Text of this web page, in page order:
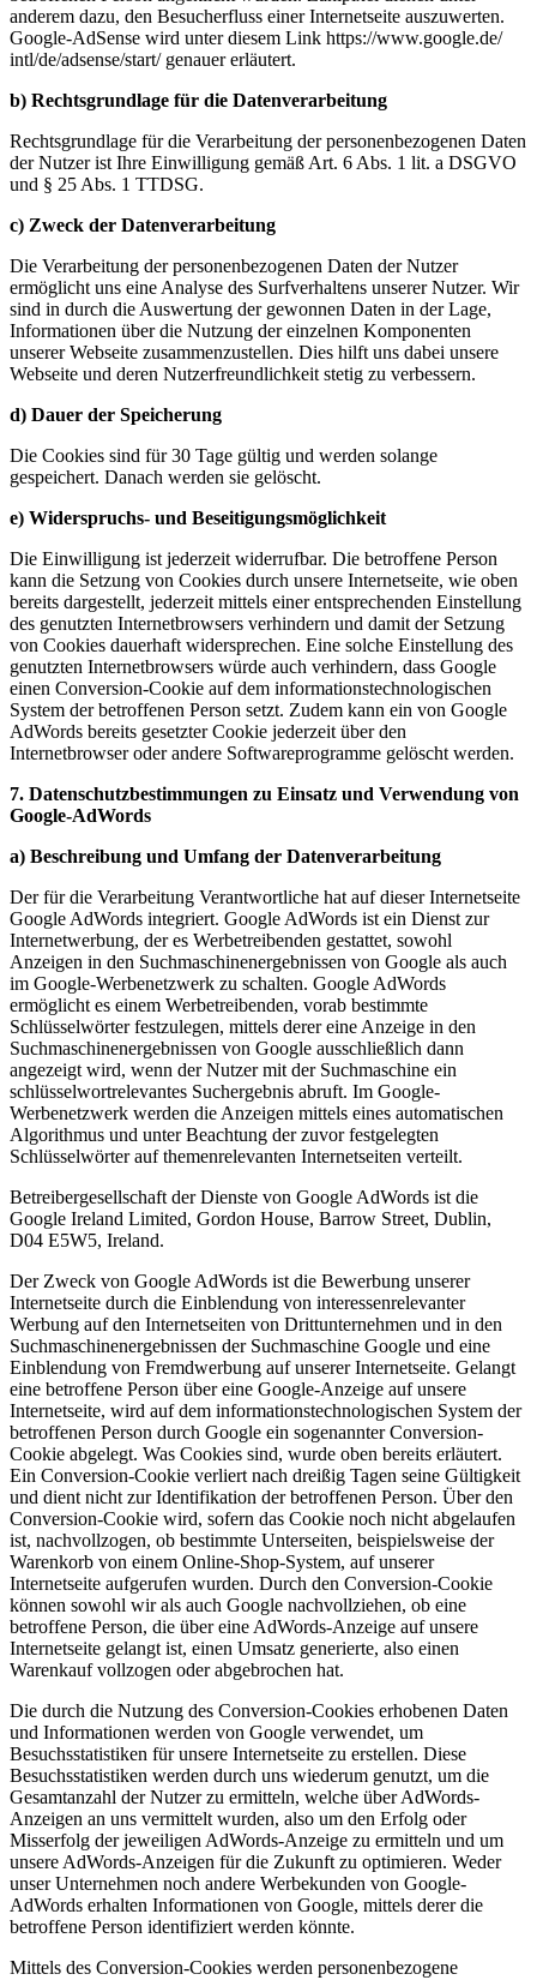
anderem dazu, den Besucherfluss einer Internetseite auszuwerten.
Google-AdSense wird unter diesem Link https://www.google.de/
intl/de/adsense/start/ genauer erläutert.
b) Rechtsgrundlage für die Datenverarbeitung
Rechtsgrundlage für die Verarbeitung der personenbezogenen Daten
der Nutzer ist Ihre Einwilligung gemäß Art. 6 Abs. 1 lit. a DSGVO
und § 25 Abs. 1 TTDSG.
c) Zweck der Datenverarbeitung
Die Verarbeitung der personenbezogenen Daten der Nutzer
ermöglicht uns eine Analyse des Surfverhaltens unserer Nutzer. Wir
sind in durch die Auswertung der gewonnen Daten in der Lage,
Informationen über die Nutzung der einzelnen Komponenten
unserer Webseite zusammenzustellen. Dies hilft uns dabei unsere
Webseite und deren Nutzerfreundlichkeit stetig zu verbessern.
d) Dauer der Speicherung
Die Cookies sind für 30 Tage gültig und werden solange
gespeichert. Danach werden sie gelöscht.
e) Widerspruchs- und Beseitigungsmöglichkeit
Die Einwilligung ist jederzeit widerrufbar. Die betroffene Person
kann die Setzung von Cookies durch unsere Internetseite, wie oben
bereits dargestellt, jederzeit mittels einer entsprechenden Einstellung
des genutzten Internetbrowsers verhindern und damit der Setzung
von Cookies dauerhaft widersprechen. Eine solche Einstellung des
genutzten Internetbrowsers würde auch verhindern, dass Google
einen Conversion-Cookie auf dem informationstechnologischen
System der betroffenen Person setzt. Zudem kann ein von Google
AdWords bereits gesetzter Cookie jederzeit über den
Internetbrowser oder andere Softwareprogramme gelöscht werden.
7. Datenschutzbestimmungen zu Einsatz und Verwendung von
Google-AdWords
a) Beschreibung und Umfang der Datenverarbeitung
Der für die Verarbeitung Verantwortliche hat auf dieser Internetseite
Google AdWords integriert. Google AdWords ist ein Dienst zur
Internetwerbung, der es Werbetreibenden gestattet, sowohl
Anzeigen in den Suchmaschinenergebnissen von Google als auch
im Google-Werbenetzwerk zu schalten. Google AdWords
ermöglicht es einem Werbetreibenden, vorab bestimmte
Schlüsselwörter festzulegen, mittels derer eine Anzeige in den
Suchmaschinenergebnissen von Google ausschließlich dann
angezeigt wird, wenn der Nutzer mit der Suchmaschine ein
schlüsselwortrelevantes Suchergebnis abruft. Im Google-
Werbenetzwerk werden die Anzeigen mittels eines automatischen
Algorithmus und unter Beachtung der zuvor festgelegten
Schlüsselwörter auf themenrelevanten Internetseiten verteilt.
Betreibergesellschaft der Dienste von Google AdWords ist die
Google Ireland Limited, Gordon House, Barrow Street, Dublin,
D04 E5W5, Ireland.
Der Zweck von Google AdWords ist die Bewerbung unserer
Internetseite durch die Einblendung von interessenrelevanter
Werbung auf den Internetseiten von Drittunternehmen und in den
Suchmaschinenergebnissen der Suchmaschine Google und eine
Einblendung von Fremdwerbung auf unserer Internetseite. Gelangt
eine betroffene Person über eine Google-Anzeige auf unsere
Internetseite, wird auf dem informationstechnologischen System der
betroffenen Person durch Google ein sogenannter Conversion-
Cookie abgelegt. Was Cookies sind, wurde oben bereits erläutert.
Ein Conversion-Cookie verliert nach dreißig Tagen seine Gültigkeit
und dient nicht zur Identifikation der betroffenen Person. Über den
Conversion-Cookie wird, sofern das Cookie noch nicht abgelaufen
ist, nachvollzogen, ob bestimmte Unterseiten, beispielsweise der
Warenkorb von einem Online-Shop-System, auf unserer
Internetseite aufgerufen wurden. Durch den Conversion-Cookie
können sowohl wir als auch Google nachvollziehen, ob eine
betroffene Person, die über eine AdWords-Anzeige auf unsere
Internetseite gelangt ist, einen Umsatz generierte, also einen
Warenkauf vollzogen oder abgebrochen hat.
Die durch die Nutzung des Conversion-Cookies erhobenen Daten
und Informationen werden von Google verwendet, um
Besuchsstatistiken für unsere Internetseite zu erstellen. Diese
Besuchsstatistiken werden durch uns wiederum genutzt, um die
Gesamtanzahl der Nutzer zu ermitteln, welche über AdWords-
Anzeigen an uns vermittelt wurden, also um den Erfolg oder
Misserfolg der jeweiligen AdWords-Anzeige zu ermitteln und um
unsere AdWords-Anzeigen für die Zukunft zu optimieren. Weder
unser Unternehmen noch andere Werbekunden von Google-
AdWords erhalten Informationen von Google, mittels derer die
betroffene Person identifiziert werden könnte.
Mittels des Conversion-Cookies werden personenbezogene